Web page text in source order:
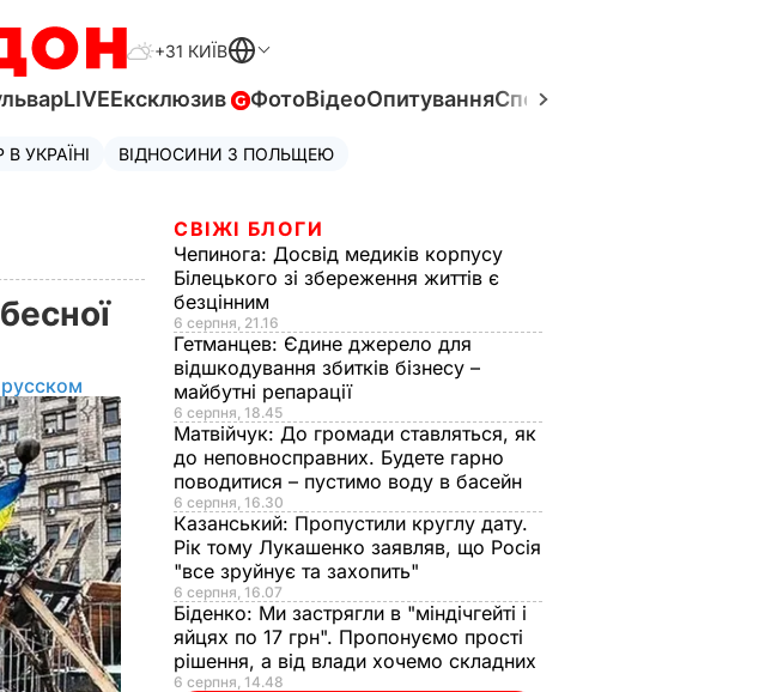
+31 КИЇВ
LIVEЕксклюзив ФотоВідеоОпитуванняСпецпроєкти
УКРАЇНІ ВІДНОСИНИ З ПОЛЬЩЕЮ
СВІЖІ БЛОГИ
Чепинога: Досвід медиків корпусу
Білецького зі збереження життів є
безцінним
6 серпня, 21.16
Гетманцев: Єдине джерело для
відшкодування збитків бізнесу –
майбутні репарації
6 серпня, 18.45
Матвійчук: До громади ставляться, як
до неповносправних. Будете гарно
поводитися – пустимо воду в басейн
6 серпня, 16.30
Казанський: Пропустили круглу дату.
Рік тому Лукашенко заявляв, що Росія
"все зруйнує та захопить"
6 серпня, 16.07
Біденко: Ми застрягли в "міндічгейті і
яйцях по 17 грн". Пропонуємо прості
рішення, а від влади хочемо складних
6 серпня, 14.48